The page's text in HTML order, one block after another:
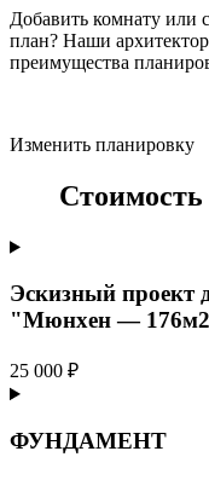
Добавить комнату или
план? Наши
преимущества
Изменить планировку
Стоимость
Эскизный проект
"Мюнхен —
25 000 ₽
ФУНДАМЕНТ